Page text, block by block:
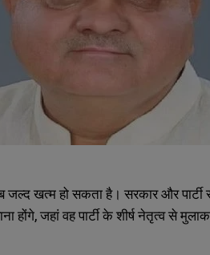
जल्द खत्म हो सकता है। सरकार और
होंगे, जहां वह पार्टी के शीर्ष नेतृत्व से